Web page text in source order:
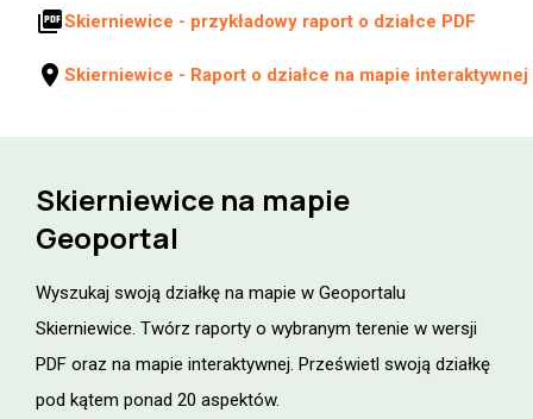
picture_as_pdfSkierniewice - przykładowy raport o działce PDF
location_on Skierniewice - Raport o działce na mapie interaktywnej
Skierniewice na mapie
Geoportal
Wyszukaj swoją działkę na mapie w Geoportalu
Skierniewice. Twórz raporty o wybranym terenie w wersji
PDF oraz na mapie interaktywnej. Prześwietl swoją działkę
pod kątem ponad 20 aspektów.